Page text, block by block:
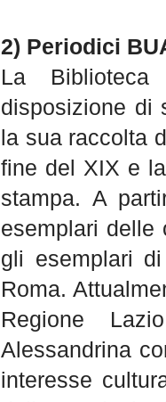
2) Periodici
La Biblioteca
disposizione di
la sua raccolta
fine del XIX e
stampa. A
esemplari delle
gli esemplari
Roma.
Regione
Alessandrina
interesse